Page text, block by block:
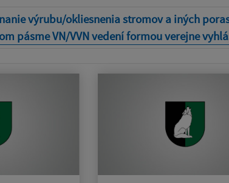
výrubu/okliesnenia stromov a iných
pásme VN/VVN vedení formou verejne